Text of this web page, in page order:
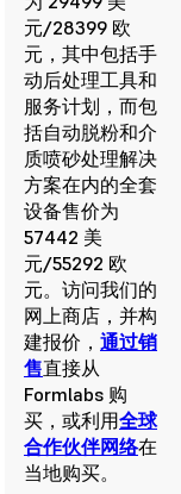
元/28399 欧
元，其中包括手
动后处理工具和
服务计划，而包
括自动脱粉和介
质喷砂处理解决
方案在内的全套
设备售价为
57442 美
元/55292 欧
元。访问我们的
网上商店 ，并构
建报价， 通过销
售直接从
Formlabs 购
买，或利用全球
合作伙伴网络在
当地购买。